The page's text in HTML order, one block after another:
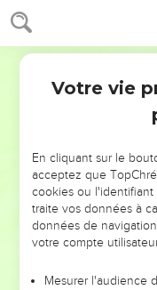
2 Samuel 7
אֶת־עַבְדֶּֽךָ׃
וְאֵ֤ין אֱלֹהִים֙ זֽוּלָתֶ֔ךָ בְּכֹ֥ל
אֲשֶׁר־שָׁמַ֖עְנוּ בְּאָזְנֵֽינוּ׃
הָלְכֽוּ־אֱ֠לֹהִים לִפְדּֽוֹת־ל֨וֹ
לְאַרְצֶ֔ךָ מִפְּנֵ֣י עַמְּךָ֗
וְאַתָּ֣ה יְהוָ֔ה הָיִ֥יתָ
לָהֶ֖ם לֵאלֹהִֽים׃
וְעַל־בֵּית֔וֹ הָקֵ֖ם
וַעֲשֵׂ֖ה כַּאֲשֶׁ֥ר דִּבַּֽרְתָּ׃
אֱלֹהִ֖ים עַל־יִשְׂרָאֵ֑ל וּבֵית֙
עַבְדְּךָ֣ דָוִ֔ד יִהְיֶ֥ה נָכ֖וֹן לְפָנֶֽיךָ׃
Votre vie
En cliquant sur le
acceptez que
cookies ou
traite vos données à
données de
votre compte
Mesurer l'audience